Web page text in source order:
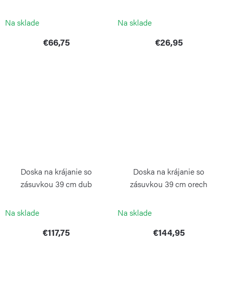
CONTINENTA
Na sklade
€66,75
Na sklade
€26,95
Doska na krájanie so
zásuvkou 39 cm dub
Na sklade
€117,75
Doska na krájanie so
zásuvkou 39 cm orech
Na sklade
€144,95